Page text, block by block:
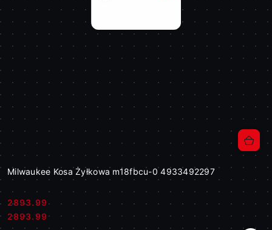
Milwaukee Kosa Żyłkowa m18fbcu-0 4933492297
Cena:
2893.99
Cena:
2893.99